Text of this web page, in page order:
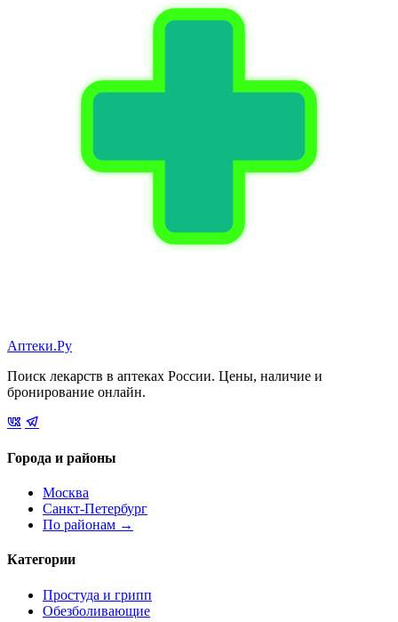
Аптеки.Ру
Поиск лекарств в аптеках России. Цены, наличие и
бронирование онлайн.
Города и районы
Москва
Санкт-Петербург
По районам →
Категории
Простуда и грипп
Обезболивающие